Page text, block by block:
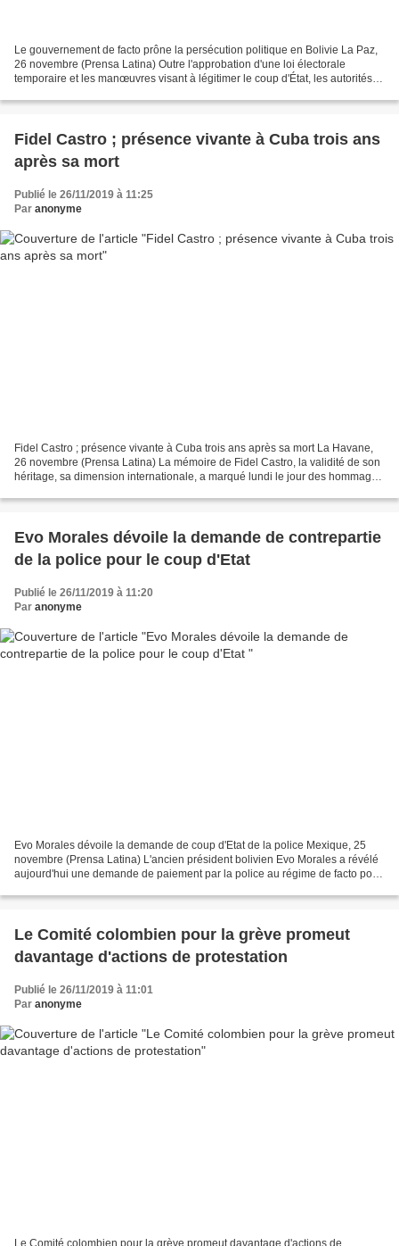
Le gouvernement de facto prône la persécution politique en Bolivie La Paz,
26 novembre (Prensa Latina) Outre l'approbation d'une loi électorale
temporaire et les manœuvres visant à légitimer le coup d'État, les autorités
Fidel Castro ; présence vivante à Cuba trois ans
après sa mort
Publié le 26/11/2019 à 11:25
Par anonyme
Fidel Castro ; présence vivante à Cuba trois ans après sa mort La Havane,
26 novembre (Prensa Latina) La mémoire de Fidel Castro, la validité de son
héritage, sa dimension internationale, a marqué lundi le jour des hommages
Evo Morales dévoile la demande de contrepartie
de la police pour le coup d'Etat
Publié le 26/11/2019 à 11:20
Par anonyme
Evo Morales dévoile la demande de coup d'Etat de la police Mexique, 25
novembre (Prensa Latina) L'ancien président bolivien Evo Morales a révélé
aujourd'hui une demande de paiement par la police au régime de facto pour
Le Comité colombien pour la grève promeut
davantage d'actions de protestation
Publié le 26/11/2019 à 11:01
Par anonyme
Le Comité colombien pour la grève promeut davantage d'actions de